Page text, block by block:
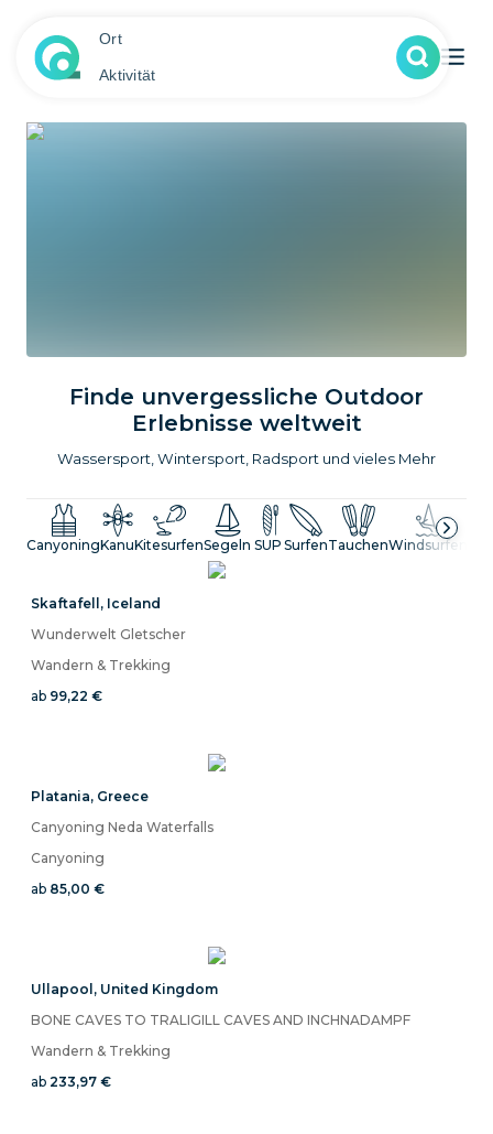
Ort
Aktivität
Finde unvergessliche Outdoor
Erlebnisse weltweit
Wassersport, Wintersport, Radsport und vieles Mehr
CanyoningKanuKitesurfenSegeln SUP SurfenTauchenWindsurfen
Skaftafell , Iceland
Wunderwelt Gletscher
Wandern & Trekking
ab 99,22 €
Platania, Greece
Canyoning Neda Waterfalls
Canyoning
ab 85,00 €
Ullapool , United Kingdom
BONE CAVES TO TRALIGILL CAVES AND INCHNADAMPF
Wandern & Trekking
ab 233,97 €